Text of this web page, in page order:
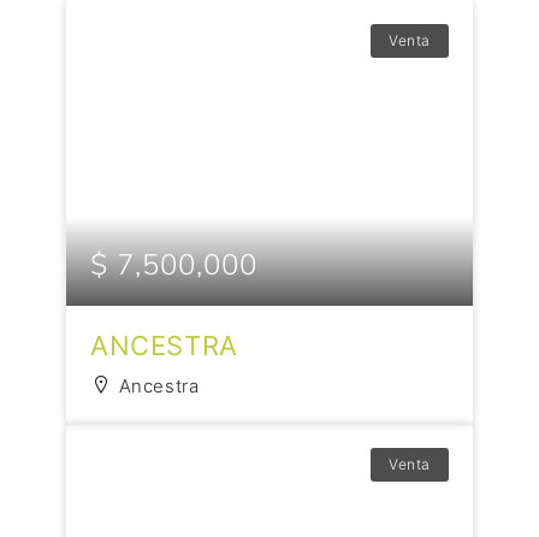
Venta
$ 7,500,000
ANCESTRA
Ancestra
Venta